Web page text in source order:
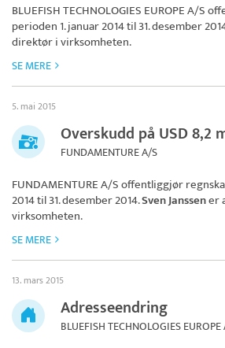
BLUEFISH TECHNOLOGIES EUROPE A/S
perioden 1. januar 2014 til 31. desember
direktør i virksomheten.
SE MERE
5. mai 2015
Overskudd på USD 8,2
FUNDAMENTURE A/S
FUNDAMENTURE A/Soffentliggjør
2014 til 31. desember 2014.Sven Janssener
virksomheten.
SE MERE
13. mars 2015
Adresseendring
BLUEFISH TECHNOLOGIES